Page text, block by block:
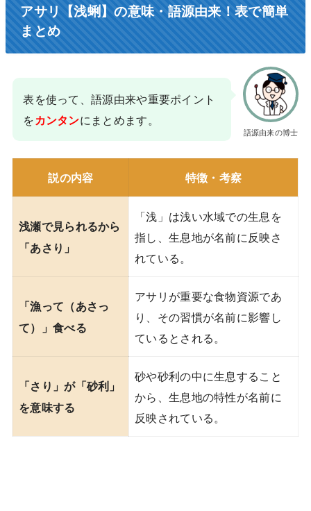
アサリ【浅蜊】の意味・語源由来！表で簡単
まとめ
語源由来の博士
表を使って、語源由来や重要ポイント
をカンタンにまとめます。
説の内容 特徴・考察
浅瀬で見られるから
「あさり」
「浅」は浅い水域での生息を
指し、生息地が名前に反映さ
れている。
「漁って（あさっ
て）」食べる
アサリが重要な食物資源であ
り、その習慣が名前に影響し
ているとされる。
「さり」が「砂利」
を意味する
砂や砂利の中に生息すること
から、生息地の特性が名前に
反映されている。